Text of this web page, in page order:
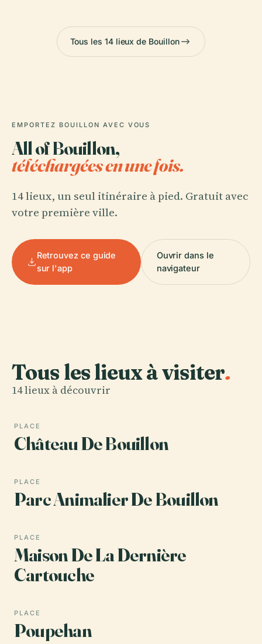
Tous les 14 lieux de Bouillon
EMPORTEZ BOUILLON AVEC VOUS
All of Bouillon,
téléchargées en une fois.
14 lieux, un seul itinéraire à pied. Gratuit avec
votre première ville.
Retrouvez ce guide
sur l'app
Ouvrir dans le
navigateur
Tous les lieux à visiter.
14 lieux à découvrir
PLACE
Château De Bouillon
PLACE
Parc Animalier De Bouillon‎
PLACE
Maison De La Dernière
Cartouche
PLACE
Poupehan